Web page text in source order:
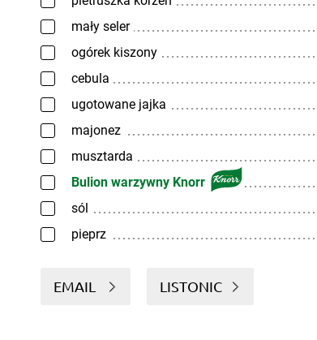
mały seler
ogórek kiszony
cebula
ugotowane jajka
majonez
musztarda
Bulion warzywny Knorr
sól
pieprz
EMAIL LISTONIC